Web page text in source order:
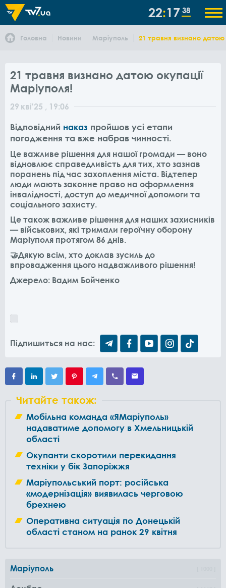
22 17 38
Головна Новини Маріуполь 21 травня визнано датою
21 травня визнано датою окупації
Маріуполя!
29 кві'25 , 19:06
Відповідний наказ пройшов усі етапи
погодження та вже набрав чинності.
Це важливе рішення для нашої громади — воно
відновлює справедливість для тих, хто зазнав
поранень під час захоплення міста. Відтепер
люди мають законне право на оформлення
інвалідності, доступ до медичної допомоги та
соціального захисту.
Це також важливе рішення для наших захисників
— військових, які тримали героїчну оборону
Маріуполя протягом 86 днів.
🤝Дякую всім, хто доклав зусиль до
впровадження цього надважливого рішення!
Джерело: Вадим Бойченко
Підпишиться на нас:
Читайте також:
Мобільна команда «ЯМаріуполь»
надаватиме допомогу в Хмельницькій
області
Окупанти скоротили перекидання
техніки у бік Запоріжжя
Маріупольський порт: російська
«модернізація» виявилась черговою
брехнею
Оперативна ситуація по Донецькій
області станом на ранок 29 квітня
Маріуполь